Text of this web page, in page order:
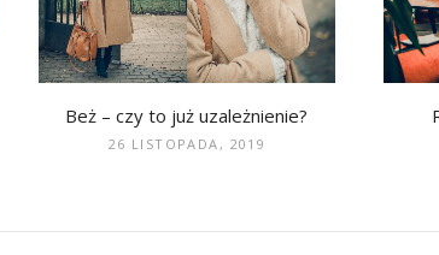
Beż – czy to już uzależnienie?
26 LISTOPADA, 2019